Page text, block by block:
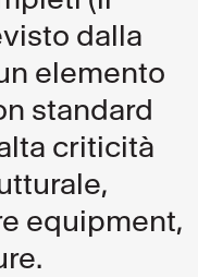
dalla
elemento
standard
criticità
equipment,